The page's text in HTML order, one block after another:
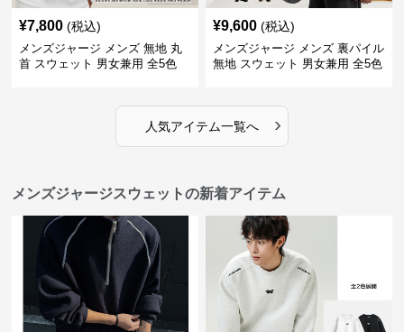
¥7,800 (税込)
メンズジャージ メンズ 無地 丸
首 スウェット 男女兼用 全5色
¥9,600 (税込)
メンズジャージ メンズ 裏パイル
無地 スウェット 男女兼用 全5色
人気アイテム一覧へ ›
メンズジャージスウェットの新着アイテム